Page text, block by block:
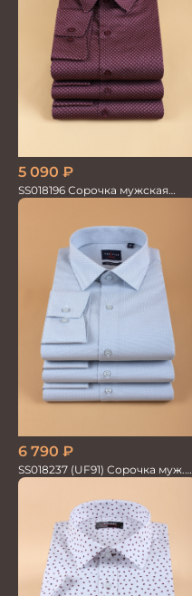
5 090 ₽
SS018196 Сорочка мужская
GROSTYLE PRIME
6 790 ₽
SS018237 (UF91) Сорочка муж.
GROSTYLE TRENDY